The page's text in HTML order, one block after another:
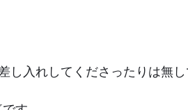
し入れしてくださったりは無